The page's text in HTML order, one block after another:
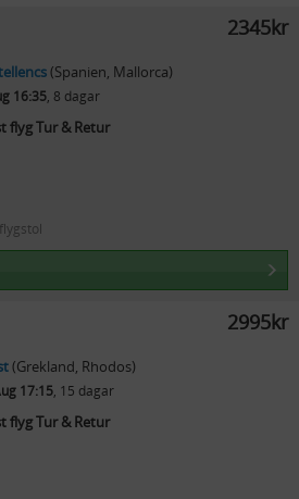
2345kr
(Spanien, Mallorca)
16:35, 8 dagar
flyg Tur & Retur
2995kr
(Grekland, Rhodos)
17:15, 15 dagar
flyg Tur & Retur